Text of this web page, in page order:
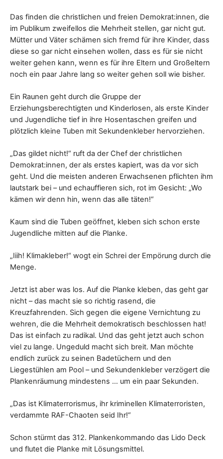
Das finden die christlichen und freien Demokrat:innen, die
im Publikum zweifellos die Mehrheit stellen, gar nicht gut.
Mütter und Väter schämen sich fremd für ihre Kinder, dass
diese so gar nicht einsehen wollen, dass es für sie nicht
weiter gehen kann, wenn es für ihre Eltern und Großeltern
noch ein paar Jahre lang so weiter gehen soll wie bisher.
Ein Raunen geht durch die Gruppe der
Erziehungsberechtigten und Kinderlosen, als erste Kinder
und Jugendliche tief in ihre Hosentaschen greifen und
plötzlich kleine Tuben mit Sekundenkleber hervorziehen.
„Das gildet nicht!“ ruft da der Chef der christlichen
Demokrat:innen, der als erstes kapiert, was da vor sich
geht. Und die meisten anderen Erwachsenen pflichten ihm
lautstark bei – und echauffieren sich, rot im Gesicht: „Wo
kämen wir denn hin, wenn das alle täten!“
Kaum sind die Tuben geöffnet, kleben sich schon erste
Jugendliche mitten auf die Planke.
„Iiih! Klimakleber!“ wogt ein Schrei der Empörung durch die
Menge.
Jetzt ist aber was los. Auf die Planke kleben, das geht gar
nicht – das macht sie so richtig rasend, die
Kreuzfahrenden. Sich gegen die eigene Vernichtung zu
wehren, die die Mehrheit demokratisch beschlossen hat!
Das ist einfach zu radikal. Und das geht jetzt auch schon
viel zu lange. Ungeduld macht sich breit. Man möchte
endlich zurück zu seinen Badetüchern und den
Liegestühlen am Pool – und Sekundenkleber verzögert die
Plankenräumung mindestens … um ein paar Sekunden.
„Das ist Klimaterrorismus, ihr kriminellen Klimaterroristen,
verdammte RAF-Chaoten seid Ihr!“
Schon stürmt das 312. Plankenkommando das Lido Deck
und flutet die Planke mit Lösungsmittel.